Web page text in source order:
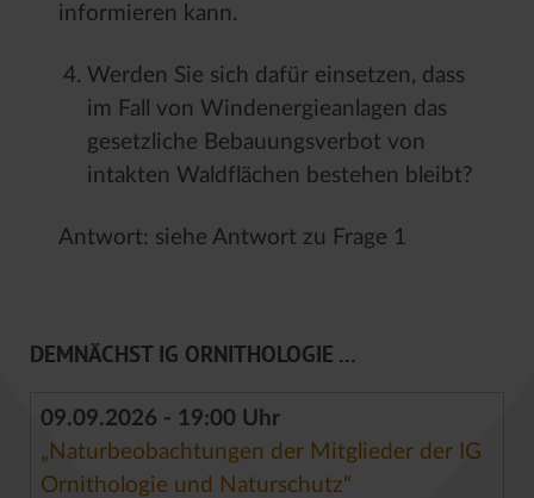
informieren kann.
Werden Sie sich dafür einsetzen, dass
im Fall von Windenergieanlagen das
gesetzliche Bebauungsverbot von
intakten Waldflächen bestehen bleibt?
Antwort: siehe Antwort zu Frage 1
DEMNÄCHST IG ORNITHOLOGIE ...
09.09.2026 - 19:00 Uhr
„Naturbeobachtungen der Mitglieder der IG
Ornithologie und Naturschutz“